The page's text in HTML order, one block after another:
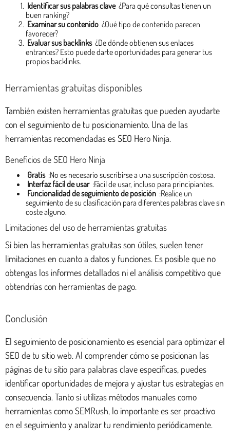
Identificar sus palabras clave ¿Para qué consultas tienen un
buen ranking?
Examinar su contenido ¿Qué tipo de contenido parecen
favorecer?
Evaluar sus backlinks ¿De dónde obtienen sus enlaces
entrantes? Esto puede darte oportunidades para generar tus
propios backlinks.
Herramientas gratuitas disponibles
También existen herramientas gratuitas que pueden ayudarte
con el seguimiento de tu posicionamiento. Una de las
herramientas recomendadas es SEO Hero Ninja.
Beneficios de SEO Hero Ninja
Gratis :No es necesario suscribirse a una suscripción costosa.
Interfaz fácil de usar :Fácil de usar, incluso para principiantes.
Funcionalidad de seguimiento de posición :Realice un
seguimiento de su clasificación para diferentes palabras clave sin
coste alguno.
Limitaciones del uso de herramientas gratuitas
Si bien las herramientas gratuitas son útiles, suelen tener
limitaciones en cuanto a datos y funciones. Es posible que no
obtengas los informes detallados ni el análisis competitivo que
obtendrías con herramientas de pago.
Conclusión
El seguimiento de posicionamiento es esencial para optimizar el
SEO de tu sitio web. Al comprender cómo se posicionan las
páginas de tu sitio para palabras clave específicas, puedes
identificar oportunidades de mejora y ajustar tus estrategias en
consecuencia. Tanto si utilizas métodos manuales como
herramientas como SEMRush, lo importante es ser proactivo
en el seguimiento y analizar tu rendimiento periódicamente.